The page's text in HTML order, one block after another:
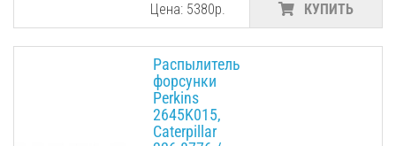
Цена: 5380р.
КУПИТЬ
Распылитель
форсунки
Perkins
2645K015,
Caterpillar